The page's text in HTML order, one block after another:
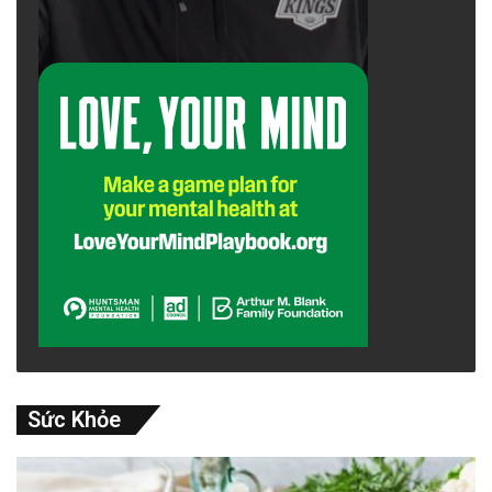
phút.) Scorsese muốn làm một bộ phim thể
hiện được con người của ông vào lúc này, thứ
có thể giúp ông ngồi xuống xem lại nó, mỉm
cười hài lòng.
Martin Scorsese, 2023 (ảnh: Rich Polk/Variety
via Getty Images)
_______________________
advertisement
Sức Khỏe